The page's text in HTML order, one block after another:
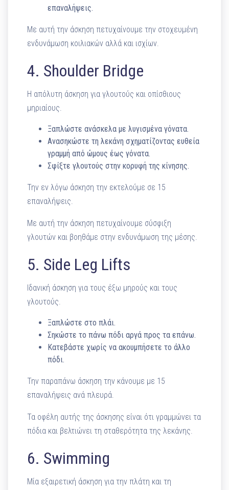
επαναλήψεις.
Με αυτή την άσκηση πετυχαίνουμε την στοχευμένη
ενδυνάμωση κοιλιακών αλλά και ισχίων.
4. Shoulder Bridge
Η απόλυτη άσκηση για γλουτούς και οπίσθιους
μηριαίους.
Ξαπλώστε ανάσκελα με λυγισμένα γόνατα.
Ανασηκώστε τη λεκάνη σχηματίζοντας ευθεία
γραμμή από ώμους έως γόνατα.
Σφίξτε γλουτούς στην κορυφή της κίνησης.
Την εν λόγω άσκηση την εκτελούμε σε 15
επαναλήψεις.
Με αυτή την άσκηση πετυχαίνουμε σύσφιξη
γλουτών και βοηθάμε στην ενδυνάμωση της μέσης.
5. Side Leg Lifts
Ιδανική άσκηση για τους έξω μηρούς και τους
γλουτούς.
Ξαπλώστε στο πλάι.
Σηκώστε το πάνω πόδι αργά προς τα επάνω.
Κατεβάστε χωρίς να ακουμπήσετε το άλλο
πόδι.
Την παραπάνω άσκηση την κάνουμε με 15
επαναλήψεις ανά πλευρά.
Τα οφέλη αυτής της άσκησης είναι ότι γραμμώνει τα
πόδια και βελτιώνει τη σταθερότητα της λεκάνης.
6. Swimming
Μία εξαιρετική άσκηση για την πλάτη και τη